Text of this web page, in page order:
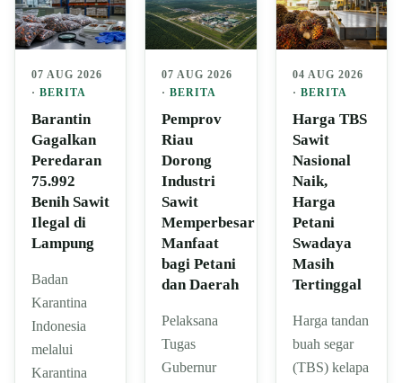
07 AUG 2026
· BERITA
Barantin
Gagalkan
Peredaran
75.992
Benih Sawit
Ilegal di
Lampung
Badan
Karantina
Indonesia
melalui
Karantina
07 AUG 2026
·BERITA
Pemprov
Riau
Dorong
Industri
Sawit
Memperbesar
Manfaat
bagi Petani
dan Daerah
Pelaksana
Tugas
Gubernur
04 AUG 2026
· BERITA
Harga TBS
Sawit
Nasional
Naik,
Harga
Petani
Swadaya
Masih
Tertinggal
Harga tandan
buah segar
(TBS) kelapa